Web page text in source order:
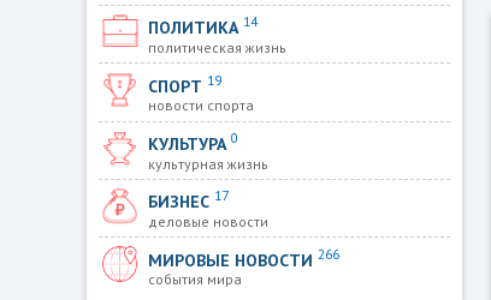
ПОЛИТИКА 14
политическая жизнь
СПОРТ 19
новости спорта
КУЛЬТУРА 0
культурная жизнь
БИЗНЕС 17
деловые новости
МИРОВЫЕ НОВОСТИ 266
события мира